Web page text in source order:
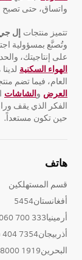
واتساق، حتى تصبح
تتميز منتجات إل
وتُصنَّع بمسؤولية
على إنتاجيتك،
الهواء السكنية
العام، فيما تضم
العرض والشاشات
الفكر الذي يقف
حين تكون مستعداً.
هاتف
قسم المستهلكين
أفغانستان5454
أرمينيا333 700 060
أذربيجان7354 404 (99412+)
البحرين1919 8000